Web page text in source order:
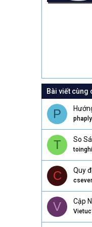
Bài viết cùng
P
T So
C Quy
V Cập